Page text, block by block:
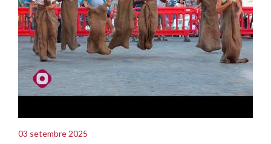
03 setembre 2025